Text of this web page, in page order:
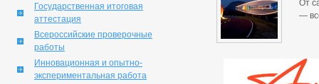
Государственная итоговая
аттестация
Всероссийские проверочные
работы
Инновационная и опытно-
экспериментальная работа
От
—